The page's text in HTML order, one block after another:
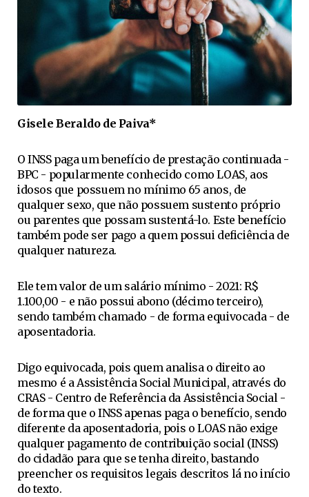
Gisele Beraldo de Paiva*
O INSS paga um benefício de prestação continuada -
BPC - popularmente conhecido como LOAS, aos
idosos que possuem no mínimo 65 anos, de
qualquer sexo, que não possuem sustento próprio
ou parentes que possam sustentá-lo. Este benefício
também pode ser pago a quem possui deficiência de
qualquer natureza.
Ele tem valor de um salário mínimo - 2021: R$
1.100,00 - e não possui abono (décimo terceiro),
sendo também chamado - de forma equivocada - de
aposentadoria.
Digo equivocada, pois quem analisa o direito ao
mesmo é a Assistência Social Municipal, através do
CRAS - Centro de Referência da Assistência Social -
de forma que o INSS apenas paga o benefício, sendo
diferente da aposentadoria, pois o LOAS não exige
qualquer pagamento de contribuição social (INSS)
do cidadão para que se tenha direito, bastando
preencher os requisitos legais descritos lá no início
do texto.